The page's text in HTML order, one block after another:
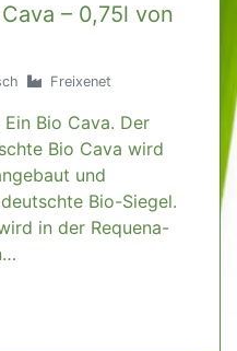
– 0,75l von
Freixenet
Bio Cava. Der
Bio Cava wird
und
Bio-Siegel.
in der Requena-